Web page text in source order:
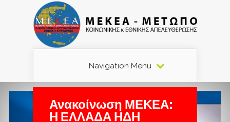
Navigation Menu
Ανακοίνωση ΜΕΚΕΑ:
Η ΕΛΛΑΔΑ ΗΔΗ